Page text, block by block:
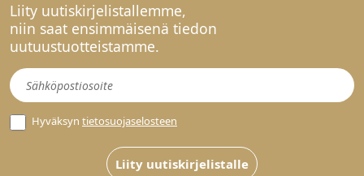
Liity uutiskirjelistallemme,
niin saat ensimmäisenä tiedon
uutuustuotteistamme.
Uutiskirje
Hyväksyn tietosuojaselosteen
Liity uutiskirjelistalle